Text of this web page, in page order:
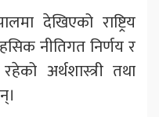
देखिएको राष्ट्रिय
नीतिगत निर्णय र
अर्थशास्त्री तथा